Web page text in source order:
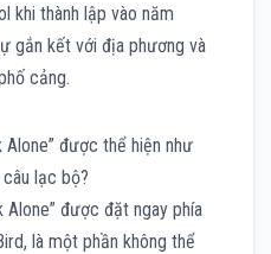
khi thành lập vào năm
gắn kết với địa phương và
cảng.
Alone” được thể hiện như
lạc bộ?
Alone” được đặt ngay phía
là một phần không thể